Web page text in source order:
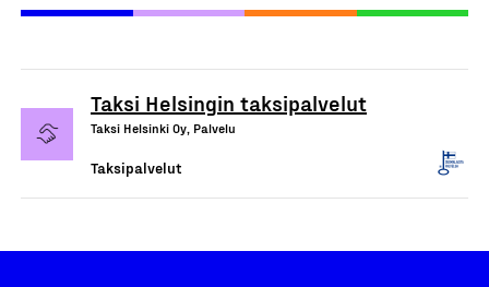
Taksi Helsingin taksipalvelut
Taksi Helsinki Oy, Palvelu
Taksipalvelut